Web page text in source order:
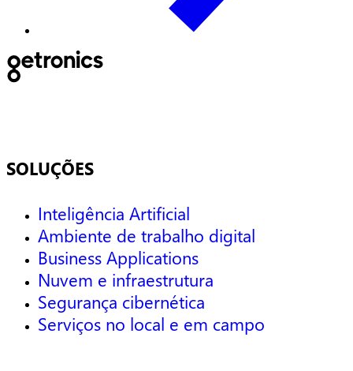
SOLUÇÕES
Inteligência Artificial
Ambiente de trabalho digital
Business Applications
Nuvem e infraestrutura
Segurança cibernética
Serviços no local e em campo